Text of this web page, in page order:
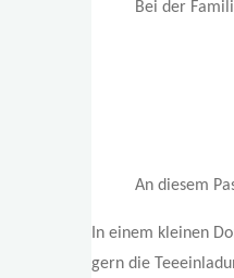
Bei der
An diesem
In einem kleinen
gern die